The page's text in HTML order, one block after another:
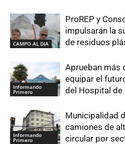
CAMPO AL DIA
ProREP y
impulsarán la
de residuos
Informando
Primero
Aprueban más
equipar el
del Hospital de
Informando
Primero
Municipalidad
camiones de
circular por